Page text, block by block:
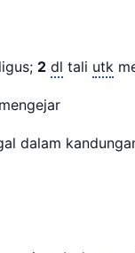
2 dl tali utk
mengejar
dalam